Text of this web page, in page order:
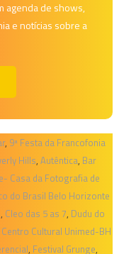
agenda de shows,
e notícias sobre a
, 9ª Festa da Francofonia
Hills, Autêntica, Bar
Casa da Fotografia de
do Brasil Belo Horizonte
, Cleo das 5 as 7, Dudu do
Cultural Unimed-BH
, Festival Grunge,